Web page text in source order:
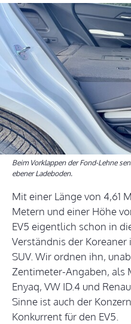
Beim Vorklappen der Fond-Lehne
ebener Ladeboden.
Mit einer Länge von 4,61
Metern und einer Höhe
EV5 eigentlich schon in
Verständnis der
SUV. Wir ordnen ihn,
Zentimeter-Angaben, als
Enyaq, VW ID.4 und
Sinne ist auch der
Konkurrent für den EV5.